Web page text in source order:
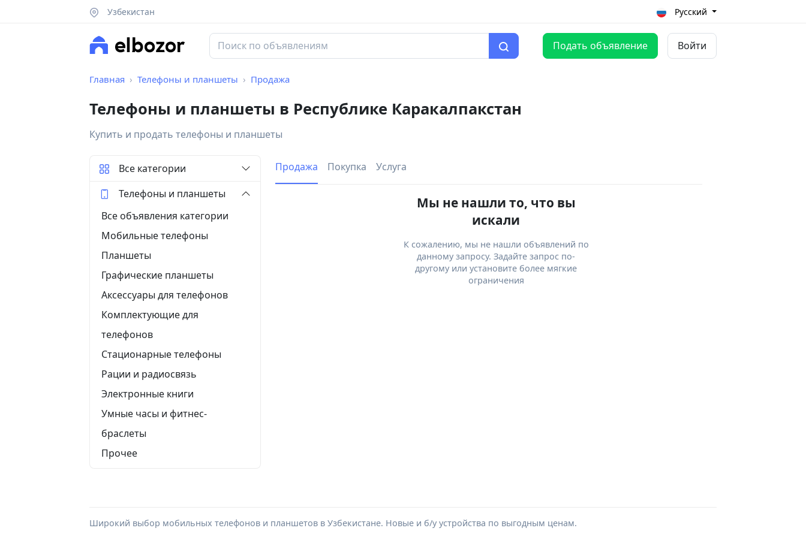
Узбекистан Русский
Подать объявление Войти
Главная Телефоны и планшеты Продажа
Телефоны и планшеты в Республике Каракалпакстан
Купить и продать телефоны и планшеты
Продажа Покупка Услуга
Мы не нашли то, что вы
искали
К сожалению, мы не нашли объявлений по
данному запросу. Задайте запрос по-
другому или установите более мягкие
ограничения
Все категории
Телефоны и планшеты
Все объявления категории
Мобильные телефоны
Планшеты
Графические планшеты
Аксессуары для телефонов
Комплектующие для
телефонов
Стационарные телефоны
Рации и радиосвязь
Электронные книги
Умные часы и фитнес-
браслеты
Прочее
Широкий выбор мобильных телефонов и планшетов в Узбекистане. Новые и б/у устройства по выгодным ценам.